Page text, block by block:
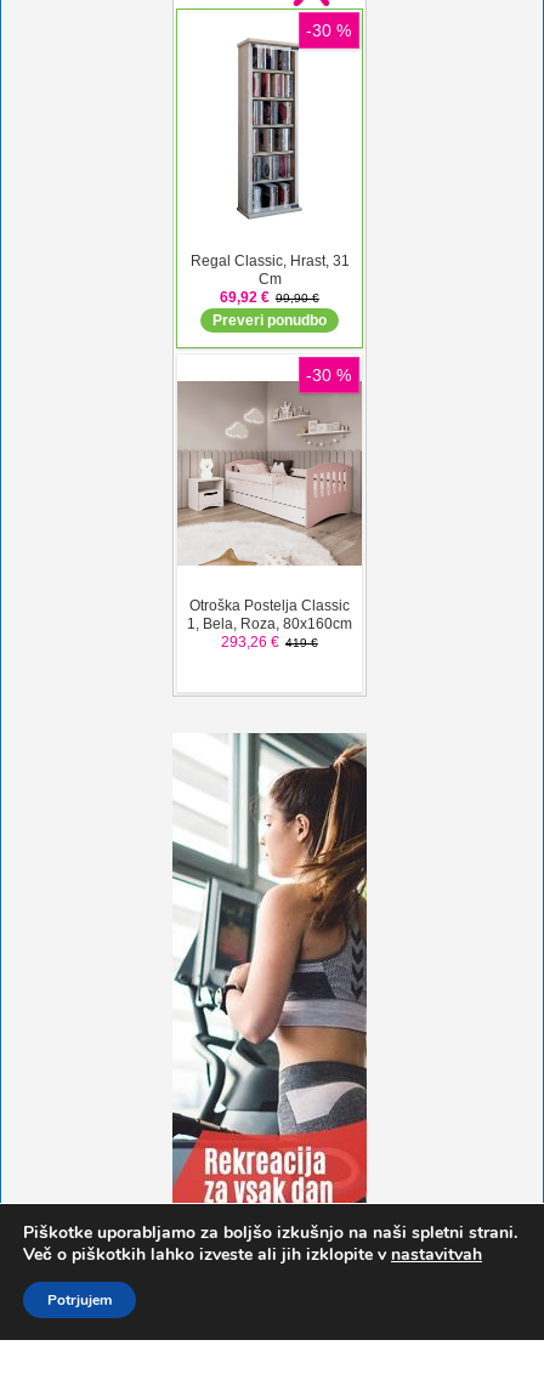
Piškotke uporabljamo za boljšo izkušnjo na naši spletni strani.
Več o piškotkih lahko izveste ali jih izklopite v nastavitvah
Potrjujem